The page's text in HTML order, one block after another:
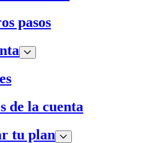
pasos
de la cuenta
tu plan